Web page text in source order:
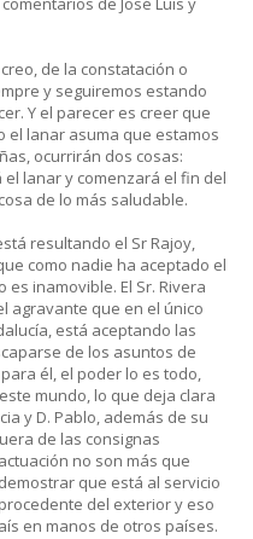
de la constatación o
y seguiremos estando
Y el parecer es creer que
el lanar asuma que estamos
ocurrirán dos cosas:
lanar y comenzará el fin del
de lo más saludable.
resultando el Sr Rajoy,
como nadie ha aceptado el
inamovible. El Sr. Rivera
agravante que en el único
está aceptando las
de los asuntos de
él, el poder lo es todo,
mundo, lo que deja clara
y D. Pablo, además de su
de las consignas
no son más que
que está al servicio
del exterior y eso
en manos de otros países.